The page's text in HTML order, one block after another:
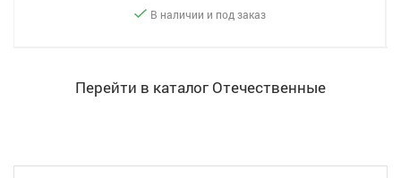
В наличии и под заказ
Перейти в каталог Отечественные